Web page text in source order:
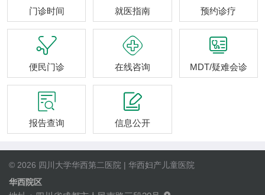
门诊时间 就医指南 预约诊疗

便民门诊

在线咨询

MDT/疑难会诊

报告查询

信息公开
© 2026 四川大学华西第二医院 | 华西妇产儿童医院
华西院区